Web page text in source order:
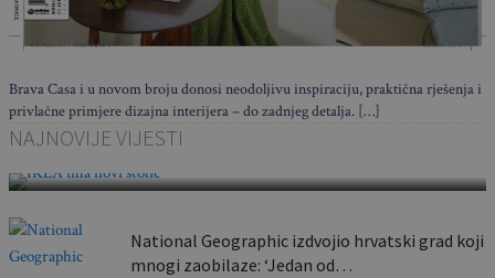
Brava Casa i u novom broju donosi neodoljivu inspiraciju, praktična rješenja i
privlačne primjere dizajna interijera – do zadnjeg detalja. […]
NAJNOVIJE VIJESTI
Sklapa se u nekoliko sekundi i nosi poput torbe:
Ovaj…
National Geographic izdvojio hrvatski grad koji
mnogi zaobilaze: ‘Jedan od…